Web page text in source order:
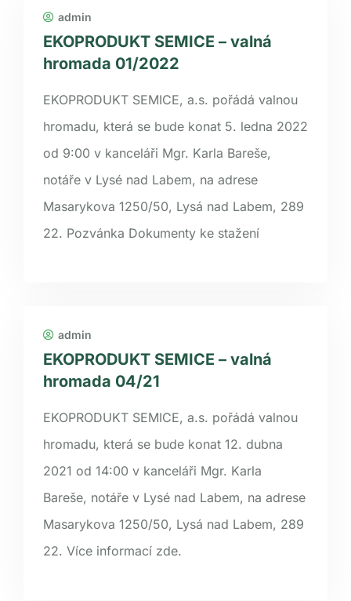
admin
EKOPRODUKT SEMICE – valná
hromada 01/2022
EKOPRODUKT SEMICE, a.s. pořádá valnou
hromadu, která se bude konat 5. ledna 2022
od 9:00 v kanceláři Mgr. Karla Bareše,
notáře v Lysé nad Labem, na adrese
Masarykova 1250/50, Lysá nad Labem, 289
22. Pozvánka Dokumenty ke stažení
admin
EKOPRODUKT SEMICE – valná
hromada 04/21
EKOPRODUKT SEMICE, a.s. pořádá valnou
hromadu, která se bude konat 12. dubna
2021 od 14:00 v kanceláři Mgr. Karla
Bareše, notáře v Lysé nad Labem, na adrese
Masarykova 1250/50, Lysá nad Labem, 289
22. Více informací zde.